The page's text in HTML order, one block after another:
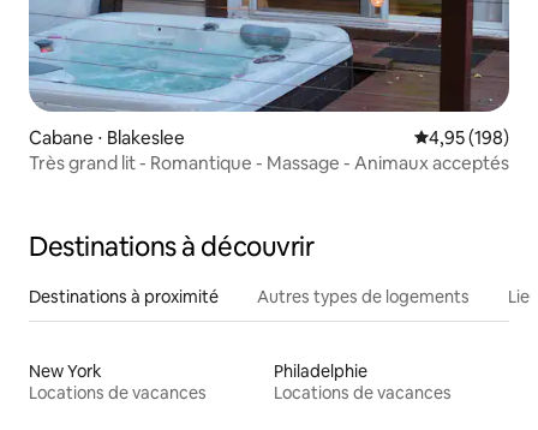
Cabane ⋅ Blakeslee Évaluation
4,95 (198)
Très grand lit - Romantique - Massage - Animaux acceptés
Destinations à découvrir
Destinations à proximité Autres types de logements
New York
Locations de vacances
Philadelphie
Locations de vacances